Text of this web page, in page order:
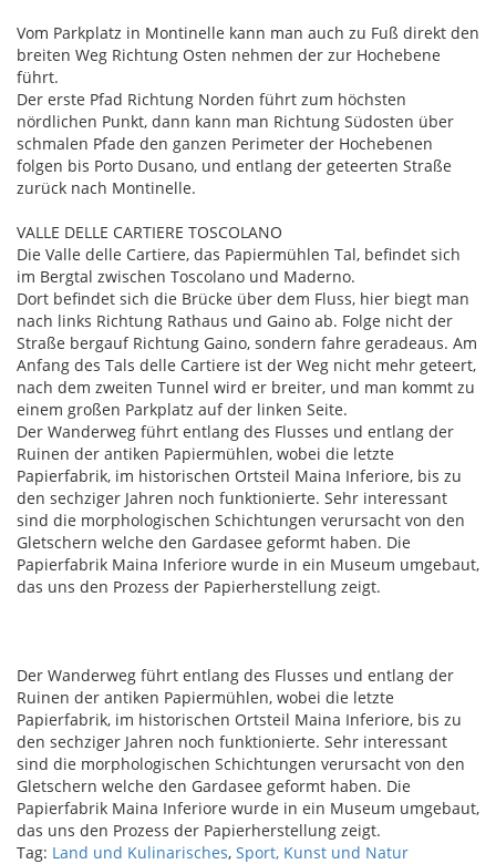
Vom Parkplatz in Montinelle kann man auch zu Fuß direkt den
breiten Weg Richtung Osten nehmen der zur Hochebene
führt.
Der erste Pfad Richtung Norden führt zum höchsten
nördlichen Punkt, dann kann man Richtung Südosten über
schmalen Pfade den ganzen Perimeter der Hochebenen
folgen bis Porto Dusano, und entlang der geteerten Straße
zurück nach Montinelle.
VALLE DELLE CARTIERE TOSCOLANO
Die Valle delle Cartiere, das Papiermühlen Tal, befindet sich
im Bergtal zwischen Toscolano und Maderno.
Dort befindet sich die Brücke über dem Fluss, hier biegt man
nach links Richtung Rathaus und Gaino ab. Folge nicht der
Straße bergauf Richtung Gaino, sondern fahre geradeaus. Am
Anfang des Tals delle Cartiere ist der Weg nicht mehr geteert,
nach dem zweiten Tunnel wird er breiter, und man kommt zu
einem großen Parkplatz auf der linken Seite.
Der Wanderweg führt entlang des Flusses und entlang der
Ruinen der antiken Papiermühlen, wobei die letzte
Papierfabrik, im historischen Ortsteil Maina Inferiore, bis zu
den sechziger Jahren noch funktionierte. Sehr interessant
sind die morphologischen Schichtungen verursacht von den
Gletschern welche den Gardasee geformt haben. Die
Papierfabrik Maina Inferiore wurde in ein Museum umgebaut,
das uns den Prozess der Papierherstellung zeigt.
Der Wanderweg führt entlang des Flusses und entlang der
Ruinen der antiken Papiermühlen, wobei die letzte
Papierfabrik, im historischen Ortsteil Maina Inferiore, bis zu
den sechziger Jahren noch funktionierte. Sehr interessant
sind die morphologischen Schichtungen verursacht von den
Gletschern welche den Gardasee geformt haben. Die
Papierfabrik Maina Inferiore wurde in ein Museum umgebaut,
das uns den Prozess der Papierherstellung zeigt.
Tag: Land und Kulinarisches, Sport, Kunst und Natur